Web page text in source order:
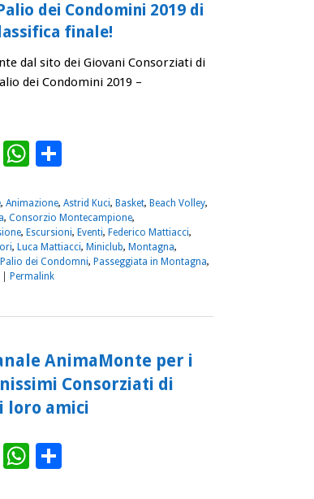
dei Condomini 2019 di
finale!
dal sito dei Giovani Consorziati di
dei Condomini 2019 –
WhatsApp
Condividi
, Animazione, Astrid Kuci, Basket, Beach Volley,
, Consorzio Montecampione,
, Escursioni, Eventi, Federico Mattiacci,
, Luca Mattiacci, Miniclub, Montagna,
Palio dei Condomni, Passeggiata in Montagna,
Permalink
AnimaMonte per i
Consorziati di
loro amici
WhatsApp
Condividi